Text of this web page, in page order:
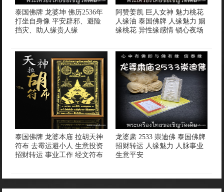
泰国佛牌 龙婆坤 佛历2536年
打坐自身像 平安辟邪、避险
挡灾、助人缘贵人缘
阿赞姜凯 巨人女神 魅力桃花
人缘油 泰国佛牌 人缘魅力 姻
缘桃花 异性缘感情 锁心夜场
泰国佛牌 龙婆本庙 拉胡天神
符布 去霉运避小人 生意投资
招财转运 事业工作 经文符布
龙婆肃 2533 崇迪佛 泰国佛牌
招财转运 人缘魅力 人脉事业
生意平安